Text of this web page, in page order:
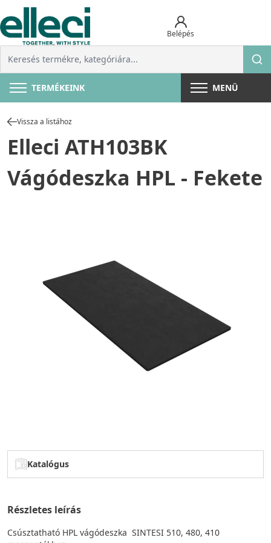
Belépés
TERMÉKEINK MENÜ
Vissza a listához
Elleci ATH103BK
Vágódeszka HPL - Fekete
Katalógus
Részletes leírás
Csúsztatható HPL vágódeszka SINTESI 510, 480, 410